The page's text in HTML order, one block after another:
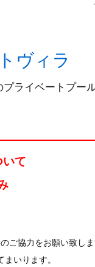
ヴィラ
ライベートプール
いて
ご協力をお願い致しま
いります。